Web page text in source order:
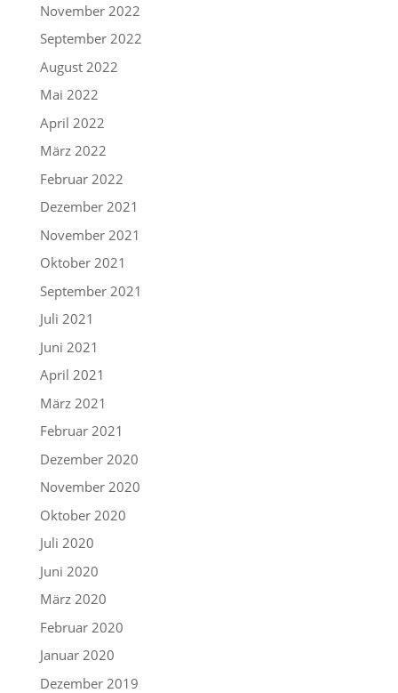
November 2022
September 2022
August 2022
Mai 2022
April 2022
März 2022
Februar 2022
Dezember 2021
November 2021
Oktober 2021
September 2021
Juli 2021
Juni 2021
April 2021
März 2021
Februar 2021
Dezember 2020
November 2020
Oktober 2020
Juli 2020
Juni 2020
März 2020
Februar 2020
Januar 2020
Dezember 2019